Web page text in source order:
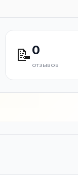
📝0
отзывов